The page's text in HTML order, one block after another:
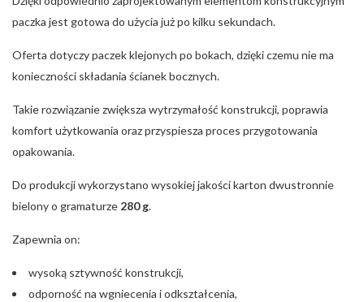
paczka jest gotowa do użycia już po kilku sekundach.
Oferta dotyczy paczek klejonych po bokach, dzięki czemu nie ma
konieczności składania ścianek bocznych.
Takie rozwiązanie zwiększa wytrzymałość konstrukcji, poprawia
komfort użytkowania oraz przyspiesza proces przygotowania
opakowania.
Do produkcji wykorzystano wysokiej jakości karton dwustronnie
bielony o gramaturze 280 g.
Zapewnia on:
wysoką sztywność konstrukcji,
odporność na wgniecenia i odkształcenia,